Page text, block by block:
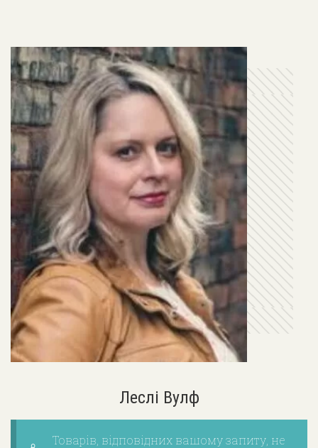
Леслі Вулф
Товарів, відповідних вашому запиту, не